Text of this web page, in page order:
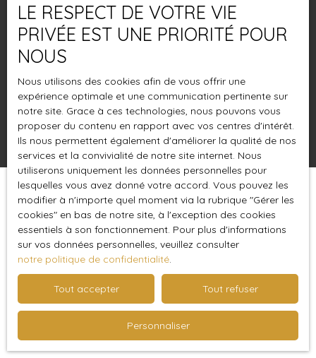
Estimation
Sannois (95110)
Localisation
Budget max (€)
Surface min (m²)
Rechercher
Pertinence
Trier par Créer une alerte
Aucun résultat
LE RESPECT DE VOTRE VIE
PRIVÉE EST UNE PRIORITÉ POUR
NOUS
Nous utilisons des cookies afin de vous offrir une
expérience optimale et une communication pertinente sur
notre site. Grace à ces technologies, nous pouvons vous
proposer du contenu en rapport avec vos centres d'intérêt.
Ils nous permettent également d'améliorer la qualité de nos
services et la convivialité de notre site internet. Nous
utiliserons uniquement les données personnelles pour
lesquelles vous avez donné votre accord. Vous pouvez les
modifier à n'importe quel moment via la rubrique ″Gérer les
cookies″ en bas de notre site, à l'exception des cookies
essentiels à son fonctionnement. Pour plus d'informations
sur vos données personnelles, veuillez consulter
notre politique de confidentialité.
Tout accepter Tout refuser
Personnaliser